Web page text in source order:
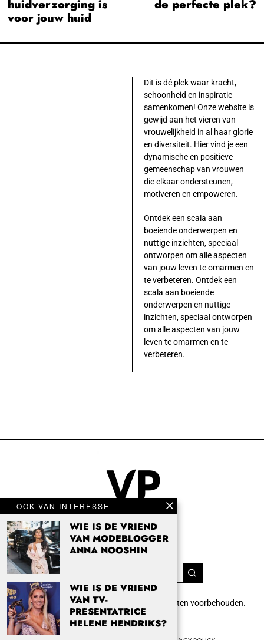
huidverzorging is
voor jouw huid
de perfecte plek?
OOK VAN INTERESSE
WIE IS DE VRIEND
VAN MODEBLOGGER
ANNA NOOSHIN
WIE IS DE VRIEND
VAN TV-
PRESENTATRICE
HELENE HENDRIKS?
Dit is dé plek waar kracht,
schoonheid en inspiratie
samenkomen! Onze website is
gewijd aan het vieren van
vrouwelijkheid in al haar glorie
en diversiteit. Hier vind je een
dynamische en positieve
gemeenschap van vrouwen
die elkaar ondersteunen,
motiveren en empoweren.
Ontdek een scala aan
boeiende onderwerpen en
nuttige inzichten, speciaal
ontworpen om alle aspecten
van jouw leven te omarmen en
te verbeteren. Ontdek een
scala aan boeiende
onderwerpen en nuttige
inzichten, speciaal ontworpen
om alle aspecten van jouw
leven te omarmen en te
verbeteren.
Copyright 2024 Vrouwenpassie.nl. Alle rechten voorbehouden.
info@vrouwenpassie.nl.